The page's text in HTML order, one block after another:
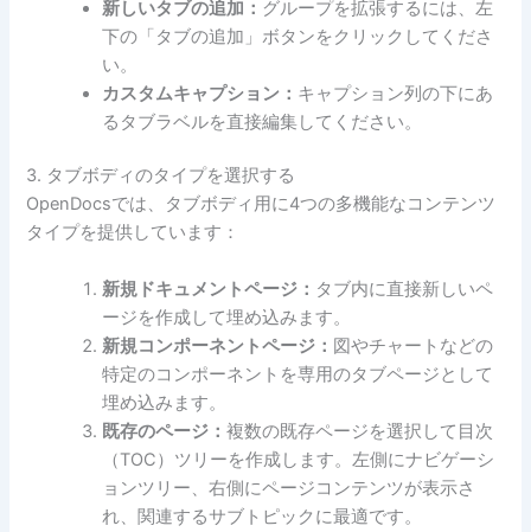
新しいタブの追加： グループを拡張するには、左
下の「タブの追加」ボタンをクリックしてくださ
い。
カスタムキャプション： キャプション列の下にあ
るタブラベルを直接編集してください。
3. タブボディのタイプを選択する
OpenDocsでは、タブボディ用に4つの多機能なコンテンツ
タイプを提供しています：
新規ドキュメントページ： タブ内に直接新しいペ
ージを作成して埋め込みます。
新規コンポーネントページ： 図やチャートなどの
特定のコンポーネントを専用のタブページとして
埋め込みます。
既存のページ：複数の既存ページを選択して目次
（TOC）ツリーを作成します。左側にナビゲーシ
ョンツリー、右側にページコンテンツが表示さ
れ、関連するサブトピックに最適です。